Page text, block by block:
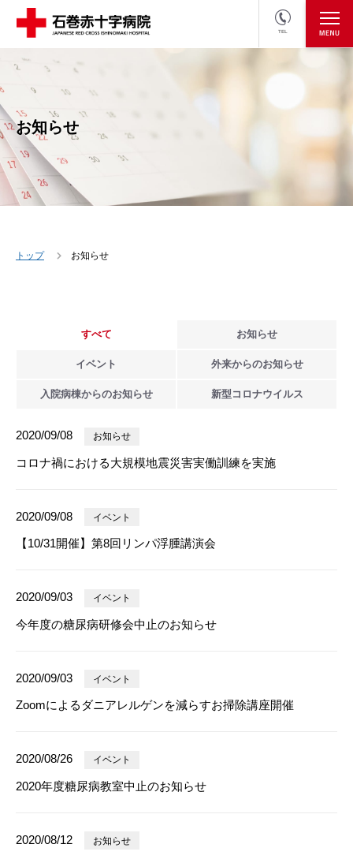
TEL
医療関係者の方
お知らせ
トップ お知らせ
すべて お知らせ
イベント 外来からのお知らせ
入院病棟からのお知らせ 新型 コロナウイルス
2020/09/08 お知らせ
コロナ禍における大規模地震災害実働訓練を実施
2020/09/08 イベント
【10/31開催】第8回リンパ浮腫講演会
2020/09/03 イベント
今年度の糖尿病研修会中止のお知らせ
2020/09/03 イベント
Zoomによるダニアレルゲンを減らすお掃除講座開催
2020/08/26 イベント
2020年度糖尿病教室中止のお知らせ
2020/08/12 お知らせ